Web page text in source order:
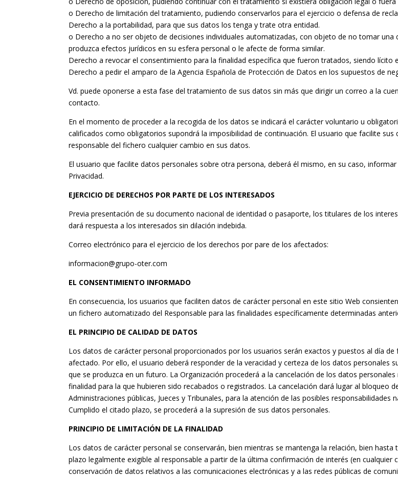
o Derecho de limitación del tratamiento, pudiendo conservarlos para el ejercicio o defensa de
Derecho a la portabilidad, para que sus datos los tenga y trate otra entidad.
o Derecho a no ser objeto de decisiones individuales automatizadas, con objeto de no tomar
produzca efectos jurídicos en su esfera personal o le afecte de forma similar.
Derecho a revocar el consentimiento para la finalidad específica que fueron tratados, siendo
Derecho a pedir el amparo de la Agencia Española de Protección de Datos en los supuestos de
Vd. puede oponerse a esta fase del tratamiento de sus datos sin más que dirigir un correo a la
contacto.
En el momento de proceder a la recogida de los datos se indicará el carácter voluntario u
calificados como obligatorios supondrá la imposibilidad de continuación. El usuario que facilite
responsable del fichero cualquier cambio en sus datos.
El usuario que facilite datos personales sobre otra persona, deberá él mismo, en su caso,
Privacidad.
EJERCICIO DE DERECHOS POR PARTE DE LOS INTERESADOS
Previa presentación de su documento nacional de identidad o pasaporte, los titulares de los
dará respuesta a los interesados sin dilación indebida.
Correo electrónico para el ejercicio de los derechos por pare de los afectados:
informacion@grupo-oter.com
EL CONSENTIMIENTO INFORMADO
En consecuencia, los usuarios que faciliten datos de carácter personal en este sitio Web
un fichero automatizado del Responsable para las finalidades específicamente determinadas
EL PRINCIPIO DE CALIDAD DE DATOS
Los datos de carácter personal proporcionados por los usuarios serán exactos y puestos al día
afectado. Por ello, el usuario deberá responder de la veracidad y certeza de los datos personales
que se produzca en un futuro. La Organización procederá a la cancelación de los datos
finalidad para la que hubieren sido recabados o registrados. La cancelación dará lugar al bloqueo
Administraciones públicas, Jueces y Tribunales, para la atención de las posibles
Cumplido el citado plazo, se procederá a la supresión de sus datos personales.
PRINCIPIO DE LIMITACIÓN DE LA FINALIDAD
Los datos de carácter personal se conservarán, bien mientras se mantenga la relación, bien
plazo legalmente exigible al responsable a partir de la última confirmación de interés (en
conservación de datos relativos a las comunicaciones electrónicas y a las redes públicas de